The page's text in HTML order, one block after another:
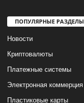
ПОПУЛЯРНЫЕ РАЗДЕЛЫ
Новости
Криптовалюты
Платежные системы
Электронная коммерция
Пластиковые карты